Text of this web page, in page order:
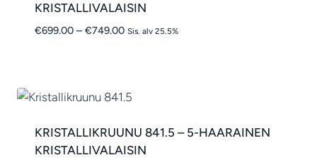
KRISTALLIVALAISIN
€699.00 – €749.00Hintaluokka:
Sis. alv 25.5%
KRISTALLIKRUUNU 841.5 – 5-HAARAINEN
KRISTALLIVALAISIN